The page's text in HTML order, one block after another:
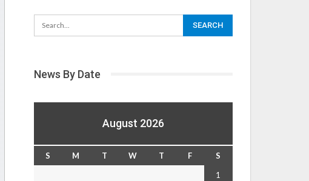
News By Date
August 2026
S M T W T F
S
1